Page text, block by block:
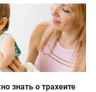
знать о трахеите